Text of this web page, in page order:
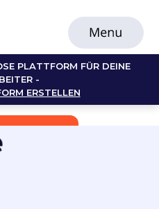
PLATTFORM FÜR DEINE
-
ERSTELLEN
werden